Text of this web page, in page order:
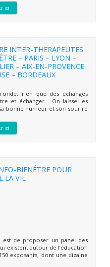
ici
INTER-THERAPEUTES
– PARIS – LYON –
– AIX-EN-PROVENCE
– BORDEAUX
rien que des échanges
et échanger… On laisse les
bonne humeur et son sourire
ici
BIENÊTRE POUR
LA VIE
est de proposer un panel des
existent autour de l’éducation
exposants, dont une dizaine